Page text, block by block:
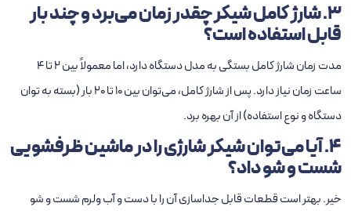
3. شارژ کامل شیکر چقدر زمان می‌برد و چند بار
قابل استفاده است؟
مدت‌ زمان شارژ کامل بستگی به مدل دستگاه دارد، اما معمولاً بین 2 تا 4
ساعت زمان نیاز دارد. پس از شارژ کامل، می‌توان بین 10 تا 20 بار (بسته به توان
دستگاه و نوع استفاده) از آن بهره برد.
4. آیا می‌توان شیکر شارژی را در ماشین ظرفشویی
شست‌ و شو داد؟
خیر. بهتر است قطعات قابل جداسازی آن را با دست و آب ولرم شست‌ و شو